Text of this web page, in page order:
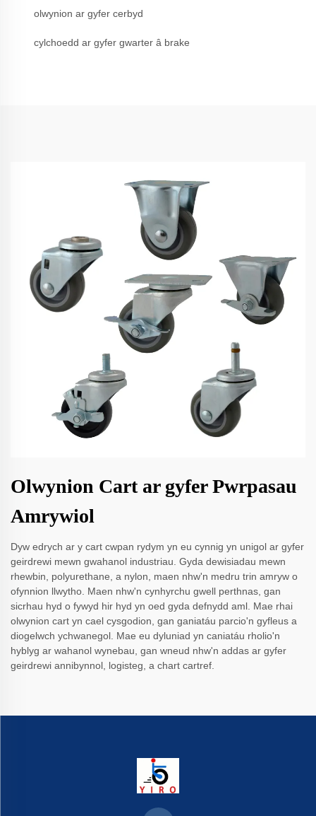
olwynion ar gyfer cerbyd
cylchoedd ar gyfer gwarter â brake
Olwynion Cart ar gyfer Pwrpasau
Amrywiol
Dyw edrych ar y cart cwpan rydym yn eu cynnig yn unigol ar gyfer
geirdrewi mewn gwahanol industriau. Gyda dewisiadau mewn
rhewbin, polyurethane, a nylon, maen nhw'n medru trin amryw o
ofynnion llwytho. Maen nhw'n cynhyrchu gwell perthnas, gan
sicrhau hyd o fywyd hir hyd yn oed gyda defnydd aml. Mae rhai
olwynion cart yn cael cysgodion, gan ganiatáu parcio'n gyfleus a
diogelwch ychwanegol. Mae eu dyluniad yn caniatáu rholio'n
hyblyg ar wahanol wynebau, gan wneud nhw'n addas ar gyfer
geirdrewi annibynnol, logisteg, a chart cartref.